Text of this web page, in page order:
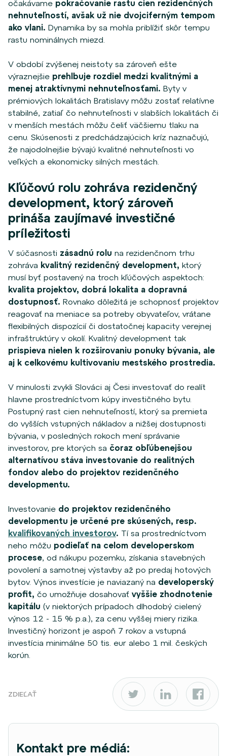
ZDIEĽAŤ
očakávame pokračovanie rastu cien rezidenčných
nehnuteľností, avšak už nie dvojciferným tempom
ako vlani. Dynamika by sa mohla priblížiť skôr tempu
rastu nominálnych miezd.
V období zvýšenej neistoty sa zároveň ešte
výraznejšie prehlbuje rozdiel medzi kvalitnými a
menej atraktívnymi nehnuteľnosťami. Byty v
prémiových lokalitách Bratislavy môžu zostať relatívne
stabilné, zatiaľ čo nehnuteľnosti v slabších lokalitách či
v menších mestách môžu čeliť väčšiemu tlaku na
cenu. Skúsenosti z predchádzajúcich kríz naznačujú,
že najodolnejšie bývajú kvalitné nehnuteľnosti vo
veľkých a ekonomicky silných mestách.
Kľúčovú rolu zohráva rezidenčný
development, ktorý zároveň
prináša zaujímavé investičné
príležitosti
V súčasnosti zásadnú rolu na rezidenčnom trhu
zohráva kvalitný rezidenčný development, ktorý
musí byť postavený na troch kľúčových aspektoch:
kvalita projektov, dobrá lokalita a dopravná
dostupnosť. Rovnako dôležitá je schopnosť projektov
reagovať na meniace sa potreby obyvateľov, vrátane
flexibilných dispozícií či dostatočnej kapacity verejnej
infraštruktúry v okolí. Kvalitný development tak
prispieva nielen k rozširovaniu ponuky bývania, ale
aj k celkovému kultivovaniu mestského prostredia.
V minulosti zvykli Slováci aj Česi investovať do realít
hlavne prostredníctvom kúpy investičného bytu.
Postupný rast cien nehnuteľností, ktorý sa premieta
do vyšších vstupných nákladov a nižšej dostupnosti
bývania, v posledných rokoch mení správanie
investorov, pre ktorých sa čoraz obľúbenejšou
alternatívou stáva investovanie do realitných
fondov alebo do projektov rezidenčného
developmentu.
Investovanie do projektov rezidenčného
developmentu je určené pre skúsených, resp.
kvalifikovaných investorov. Tí sa prostredníctvom
neho môžu podieľať na celom developerskom
procese, od nákupu pozemku, získania stavebných
povolení a samotnej výstavby až po predaj hotových
bytov. Výnos investície je naviazaný na developerský
profit, čo umožňuje dosahovať vyššie zhodnotenie
kapitálu (v niektorých prípadoch dlhodobý cielený
výnos 12 - 15 % p.a.), za cenu vyššej miery rizika.
Investičný horizont je aspoň 7 rokov a vstupná
investícia minimálne 50 tis. eur alebo 1 mil. českých
korún.
Kontakt pre médiá: